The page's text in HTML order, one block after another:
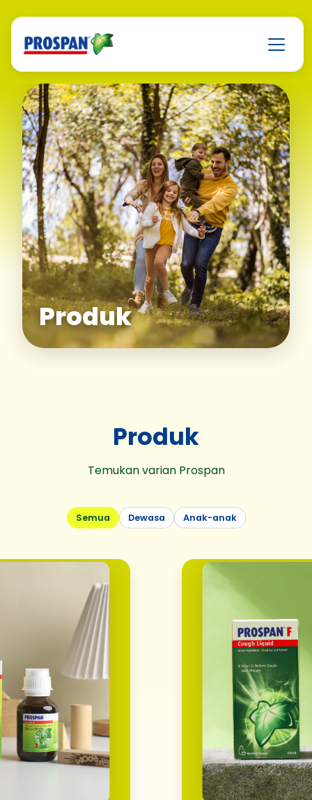
Produk
Produk
Temukan varian Prospan
Semua Dewasa Anak-anak